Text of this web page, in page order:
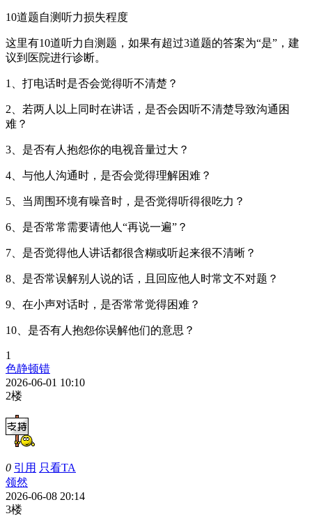
10道题自测听力损失程度
这里有10道听力自测题，如果有超过3道题的答案为“是”，建
议到医院进行诊断。
1、打电话时是否会觉得听不清楚？
2、若两人以上同时在讲话，是否会因听不清楚导致沟通困
难？
3、是否有人抱怨你的电视音量过大？
4、与他人沟通时，是否会觉得理解困难？
5、当周围环境有噪音时，是否觉得听得很吃力？
6、是否常常需要请他人“再说一遍”？
7、是否觉得他人讲话都很含糊或听起来很不清晰？
8、是否常误解别人说的话，且回应他人时常文不对题？
9、在小声对话时，是否常常觉得困难？
10、是否有人抱怨你误解他们的意思？
1
色静顿错
2026-06-01 10:10
2楼
0 引用 只看TA
领然
2026-06-08 20:14
3楼